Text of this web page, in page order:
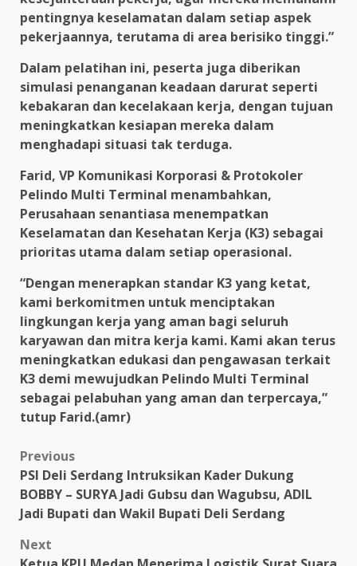
pentingnya keselamatan dalam setiap aspek
pekerjaannya, terutama di area berisiko tinggi.”
Dalam pelatihan ini, peserta juga diberikan
simulasi penanganan keadaan darurat seperti
kebakaran dan kecelakaan kerja, dengan tujuan
meningkatkan kesiapan mereka dalam
menghadapi situasi tak terduga.
Farid, VP Komunikasi Korporasi & Protokoler
Pelindo Multi Terminal menambahkan,
Perusahaan senantiasa menempatkan
Keselamatan dan Kesehatan Kerja (K3) sebagai
prioritas utama dalam setiap operasional.
“Dengan menerapkan standar K3 yang ketat,
kami berkomitmen untuk menciptakan
lingkungan kerja yang aman bagi seluruh
karyawan dan mitra kerja kami. Kami akan terus
meningkatkan edukasi dan pengawasan terkait
K3 demi mewujudkan Pelindo Multi Terminal
sebagai pelabuhan yang aman dan terpercaya,”
tutup Farid.(amr)
Post
navigation
Previous
PSI Deli Serdang Intruksikan Kader Dukung
BOBBY – SURYA Jadi Gubsu dan Wagubsu, ADIL
Jadi Bupati dan Wakil Bupati Deli Serdang
Next